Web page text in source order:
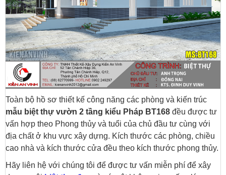
Toàn bộ hồ sơ thiết kế công năng các phòng và kiến trúc
mẫu biệt thự vườn 2 tầng kiểu Pháp BT168 đều được tư
vấn hợp theo Phong thủy và tuổi của chủ đầu tư cùng với
địa chất ở khu vực xây dựng. Kích thước các phòng, chiều
cao nhà và kích thước cửa đều theo kích thước phong thủy.
Hãy liên hệ với chúng tôi để được tư vấn miễn phí để xây